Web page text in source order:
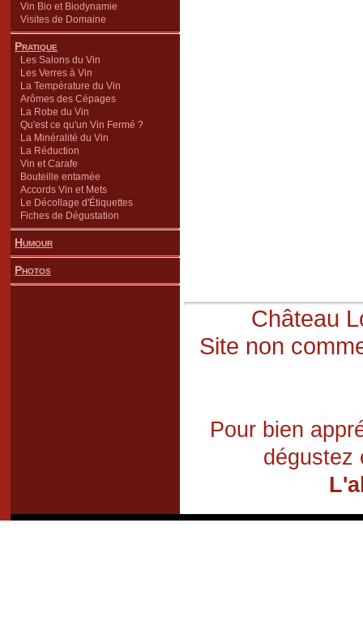
Vin Bio et Biodynamie
Visites de Domaine
Pratique
Les Salons du Vin
Les Verres à Vin
La Température du Vin
Arômes des Cépages
La Robe du Vin
Qu'est ce qu'un Vin Fermé ?
La Minéralité du Vin
La Réduction
Vin et Carafe
Bouteille entamée
Accords Vin et Mets
Le Décollage d'Étiquettes
Fiches de Dégustation
Humour
Photos
Château
Site non
Pour bien
dégustez